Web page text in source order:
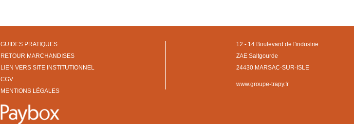
GUIDES PRATIQUES
RETOUR MARCHANDISES
LIEN VERS SITE INSTITUTIONNEL
CGV
MENTIONS LÉGALES
12 - 14 Boulevard de l'industrie
ZAE Saltgourde
24430 MARSAC-SUR-ISLE
www.groupe-trapy.fr